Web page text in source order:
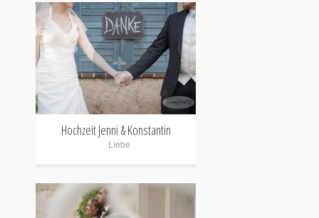
+
Hochzeit Jenni & Konstantin
Liebe